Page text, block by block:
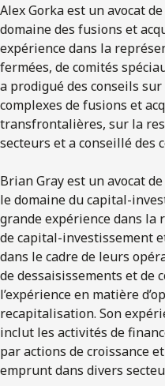
Alex Gorka est un avocat
domaine des fusions et
expérience dans la
fermées, de comités
a prodigué des conseils
complexes de fusions et
transfrontalières, sur la
secteurs et a conseillé des
Brian Gray est un avocat
le domaine du capital-
grande expérience dans
de capital-investissement
dans le cadre de leurs
de dessaisissements et de
l’expérience en matière
recapitalisation. Son
inclut les activités de
par actions de croissance
emprunt dans divers